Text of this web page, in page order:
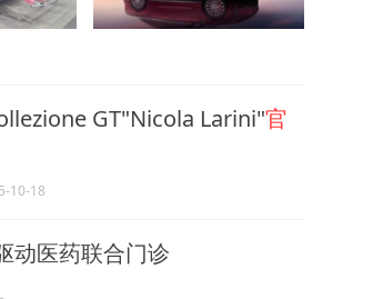
GT"Nicola Larini"官
10-18
动医药联合门诊